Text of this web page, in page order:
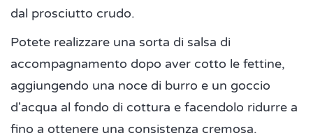
dal prosciutto crudo.
Potete realizzare una sorta di salsa di
accompagnamento dopo aver cotto le fettine,
aggiungendo una noce di burro e un goccio
d'acqua al fondo di cottura e facendolo ridurre a
fino a ottenere una consistenza cremosa.